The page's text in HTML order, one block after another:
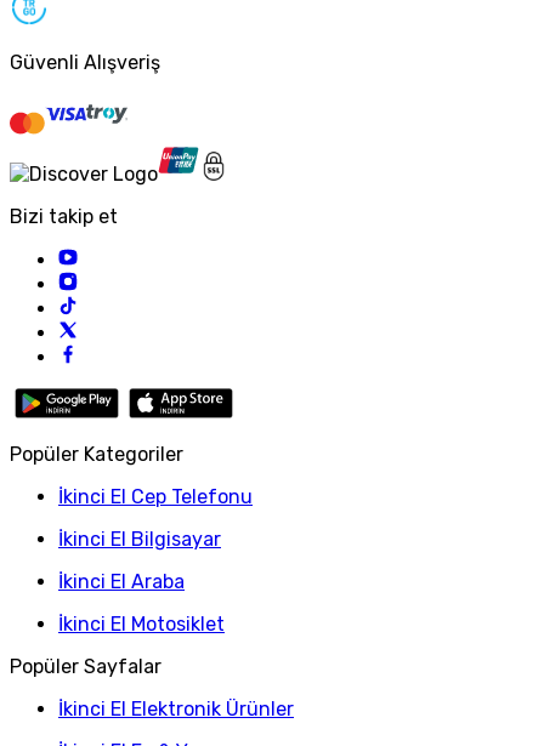
Güvenli Alışveriş
Bizi takip et
Popüler Kategoriler
İkinci El Cep Telefonu
İkinci El Bilgisayar
İkinci El Araba
İkinci El Motosiklet
Popüler Sayfalar
İkinci El Elektronik Ürünler